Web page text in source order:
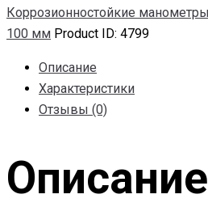
Коррозионностойкие манометры
100 мм Product ID: 4799
Описание
Характеристики
Отзывы (0)
Описание